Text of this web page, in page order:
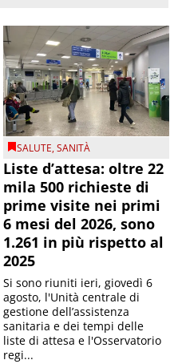
SALUTE,SANITÀ
Liste d’attesa: oltre 22
mila 500 richieste di
prime visite nei primi
6 mesi del 2026, sono
1.261 in più rispetto al
2025
Si sono riuniti ieri, giovedì 6
agosto, l'Unità centrale di
gestione dell’assistenza
sanitaria e dei tempi delle
liste di attesa e l'Osservatorio
regi...